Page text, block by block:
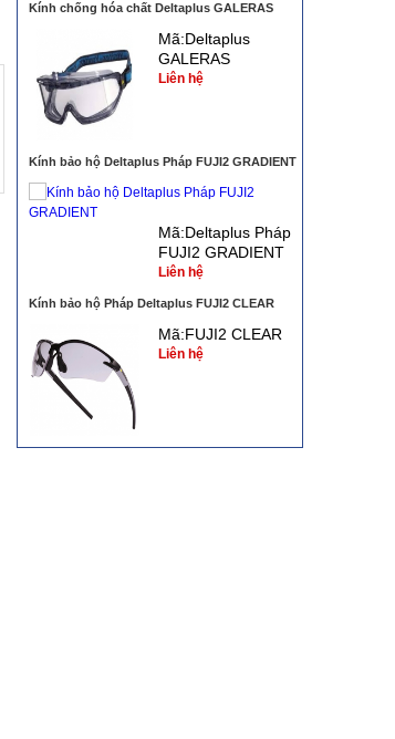
Kính chống hóa chất Deltaplus GALERAS
Mã:Deltaplus
GALERAS
Liên hệ
Kính bảo hộ Deltaplus Pháp FUJI2 GRADIENT
Mã:Deltaplus Pháp
FUJI2 GRADIENT
Liên hệ
Kính bảo hộ Pháp Deltaplus FUJI2 CLEAR
Mã:FUJI2 CLEAR
Liên hệ